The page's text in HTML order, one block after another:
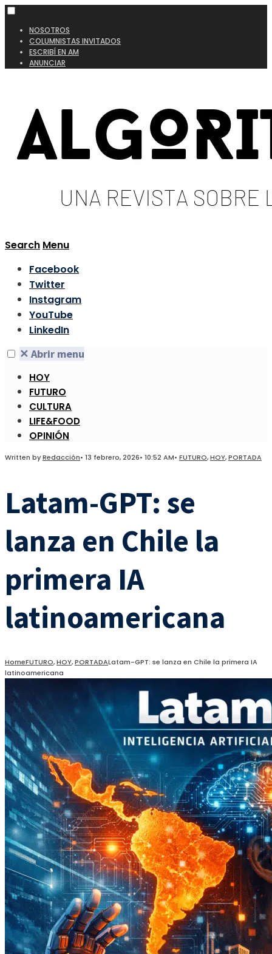
NOSOTROS
COLUMNISTAS INVITADOS
ESCRIBÍ EN AM
ANUNCIAR
Search Menu
Facebook
Twitter
Instagram
YouTube
LinkedIn
✕ Abrir menu
HOY
FUTURO
CULTURA
LIFE&FOOD
OPINIÓN
Written byRedacción• 13 febrero, 2026• 10:52 AM• FUTURO,HOY,PORTADA
Latam-GPT: se
lanza en Chile la
primera IA
latinoamericana
HomeFUTURO,HOY,PORTADALatam-GPT: se lanza en Chile la primera IA
latinoamericana